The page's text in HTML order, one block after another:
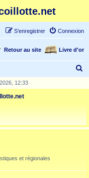
Connexion
S’enregistrer
Livre d'or
Retour au site
r
12:33
et régionales